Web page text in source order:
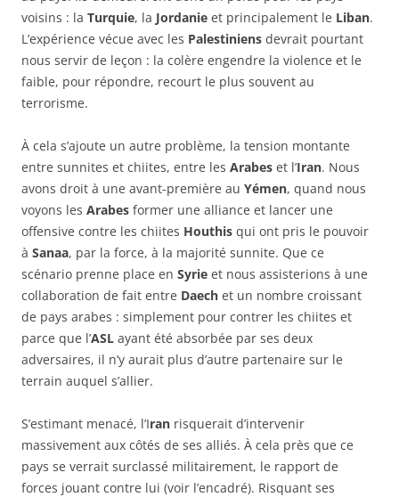
voisins : la Turquie, la Jordanie et principalement le Liban.
L’expérience vécue avec les Palestiniens devrait pourtant
nous servir de leçon : la colère engendre la violence et le
faible, pour répondre, recourt le plus souvent au
terrorisme.
À cela s’ajoute un autre problème, la tension montante
entre sunnites et chiites, entre les Arabes et l’Iran. Nous
avons droit à une avant-première au Yémen, quand nous
voyons les Arabes former une alliance et lancer une
offensive contre les chiites Houthis qui ont pris le pouvoir
à Sanaa, par la force, à la majorité sunnite. Que ce
scénario prenne place en Syrie et nous assisterions à une
collaboration de fait entre Daech et un nombre croissant
de pays arabes : simplement pour contrer les chiites et
parce que l’ASL ayant été absorbée par ses deux
adversaires, il n’y aurait plus d’autre partenaire sur le
terrain auquel s’allier.
S’estimant menacé, l’Iran risquerait d’intervenir
massivement aux côtés de ses alliés. À cela près que ce
pays se verrait surclassé militairement, le rapport de
forces jouant contre lui (voir l’encadré). Risquant ses